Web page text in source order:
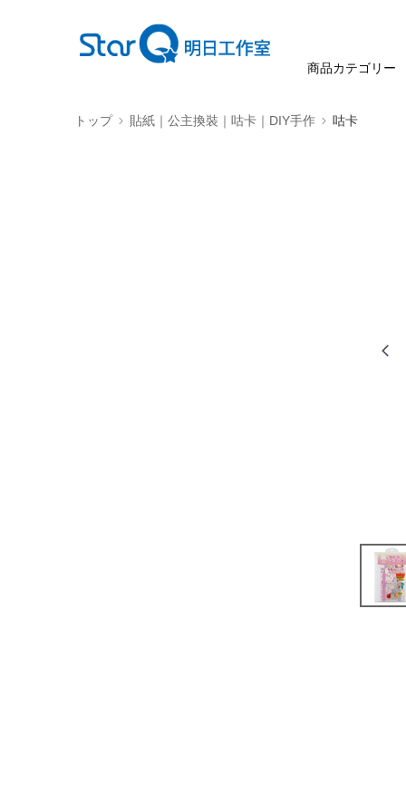
商品カテゴリー
トップ 貼紙｜公主換裝｜咕卡｜DIY手作 咕卡